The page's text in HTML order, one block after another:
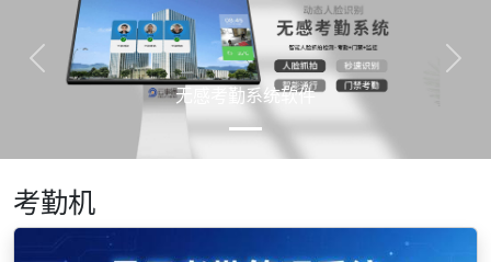
无感考勤系统软件
Previous Next
考勤机